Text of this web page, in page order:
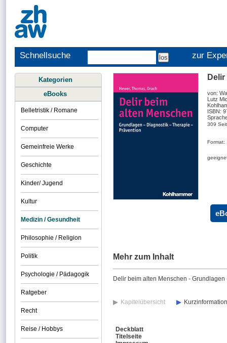
Schnellsuche zur
von:
Lutz
ISBN:
309
Format:
Mehr zum Inhalt
Delir beim alten Menschen -
Kapitelübersicht Kurzinformation
Deckblatt
Titelseite
Kategorien
eBooks
Belletristik / Romane
Computer
Gemeinfreie Werke
Geschichte
Kinder/ Jugend
Kultur
Medizin / Gesundheit
Philosophie / Religion
Politik
Psychologie / Pädagogik
Ratgeber
Recht
Reise / Hobbys